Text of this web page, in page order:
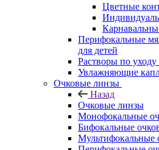
Цветные
Перифокальные
для детей
Растворы по
Увлажняющие
Очковые линзы
Назад
Очковые линзы
Монофокальные
Бифокальные
Мультифокальные